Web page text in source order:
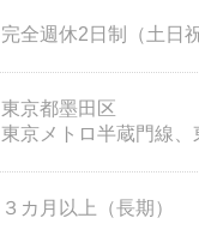
完全週休2日制（土日
東京都墨田区
東京メトロ半蔵門線
３カ月以上（長期）